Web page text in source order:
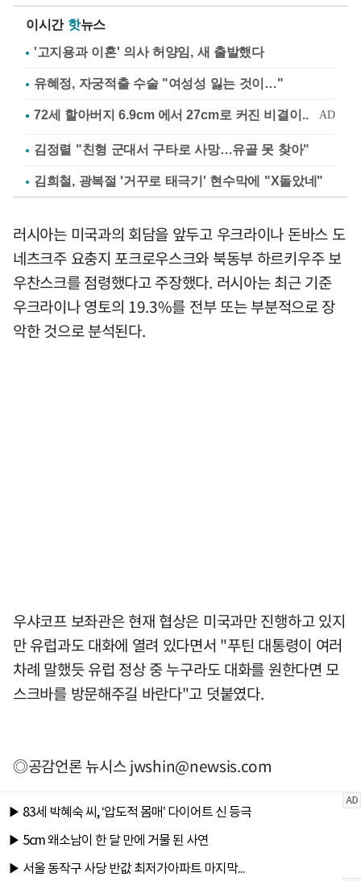
이시간 핫뉴스
'고지용과 이혼' 의사 허양임, 새 출발했다
유혜정, 자궁적출 수술 "여성성 잃는 것이…"
김정렬 "친형 군대서 구타로 사망…유골 못 찾아"
김희철, 광복절 '거꾸로 태극기' 현수막에 "X돌았네"
러시아는 미국과의 회담을 앞두고 우크라이나 돈바스 도
네츠크주 요충지 포크로우스크와 북동부 하르키우주 보
우찬스크를 점령했다고 주장했다. 러시아는 최근 기준
우크라이나 영토의 19.3%를 전부 또는 부분적으로 장
악한 것으로 분석된다.
우샤코프 보좌관은 현재 협상은 미국과만 진행하고 있지
만 유럽과도 대화에 열려 있다면서 "푸틴 대통령이 여러
차례 말했듯 유럽 정상 중 누구라도 대화를 원한다면 모
스크바를 방문해주길 바란다"고 덧붙였다.
◎공감언론 뉴시스jwshin@newsis.com